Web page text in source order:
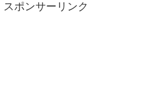
スポンサーリンク